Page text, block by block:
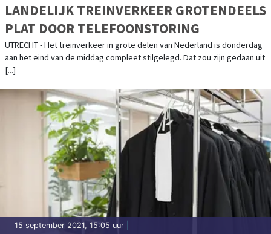
LANDELIJK TREINVERKEER GROTENDEELS
PLAT DOOR TELEFOONSTORING
UTRECHT - Het treinverkeer in grote delen van Nederland is donderdag
aan het eind van de middag compleet stilgelegd. Dat zou zijn gedaan uit
[...]
15 september 2021, 15:05 uur